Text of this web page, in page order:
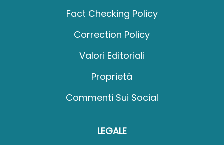
Fact Checking Policy
Correction Policy
Valori Editoriali
Proprietà
Commenti Sui Social
LEGALE